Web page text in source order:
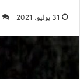
31 يوليو، 2021